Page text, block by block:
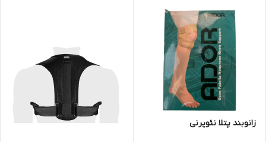
زانوبند پتلا نئوپرنی